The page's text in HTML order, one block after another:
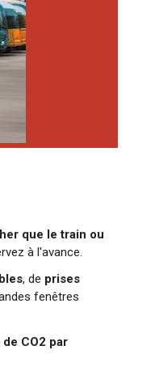
que le train ou
à l'avance.
, de prises
fenêtres
CO2 par